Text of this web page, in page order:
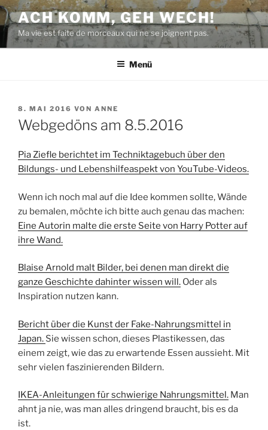
Zum
Inhalt
springen
ACH KOMM, GEH WECH!
Ma vie est faite de morceaux qui ne se joignent pas.
Menü
VERÖFFENTLICHT
AM
8. MAI 2016 VON ANNE
Webgedöns am 8.5.2016
Pia Ziefle berichtet im Techniktagebuch über den
Bildungs- und Lebenshilfeaspekt von YouTube-Videos.
Wenn ich noch mal auf die Idee kommen sollte, Wände
zu bemalen, möchte ich bitte auch genau das machen:
Eine Autorin malte die erste Seite von Harry Potter auf
ihre Wand.
Blaise Arnold malt Bilder, bei denen man direkt die
ganze Geschichte dahinter wissen will. Oder als
Inspiration nutzen kann.
Bericht über die Kunst der Fake-Nahrungsmittel in
Japan. Sie wissen schon, dieses Plastikessen, das
einem zeigt, wie das zu erwartende Essen aussieht. Mit
sehr vielen faszinierenden Bildern.
IKEA-Anleitungen für schwierige Nahrungsmittel. Man
ahnt ja nie, was man alles dringend braucht, bis es da
ist.